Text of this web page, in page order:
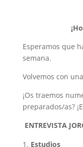
Esperamos que
semana.
Volvemos con
¡Os traemos
preparados/as?
ENTREVISTA
Estudios